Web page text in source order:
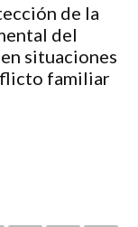
de la
del
situaciones
familiar